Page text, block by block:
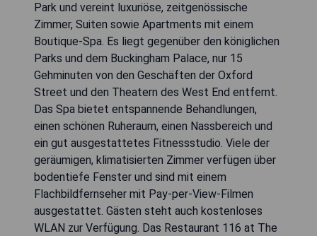
Park und vereint luxuriöse, zeitgenössische
Zimmer, Suiten sowie Apartments mit einem
Boutique-Spa. Es liegt gegenüber den königlichen
Parks und dem Buckingham Palace, nur 15
Gehminuten von den Geschäften der Oxford
Street und den Theatern des West End entfernt.
Das Spa bietet entspannende Behandlungen,
einen schönen Ruheraum, einen Nassbereich und
ein gut ausgestattetes Fitnessstudio. Viele der
geräumigen, klimatisierten Zimmer verfügen über
bodentiefe Fenster und sind mit einem
Flachbildfernseher mit Pay-per-View-Filmen
ausgestattet. Gästen steht auch kostenloses
WLAN zur Verfügung. Das Restaurant 116 at The